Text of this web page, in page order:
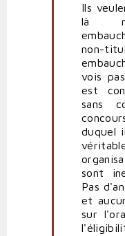
(non
vérifié)
Ils
là
non-
vois
est
sans
duquel
sont
Pas
et
sur